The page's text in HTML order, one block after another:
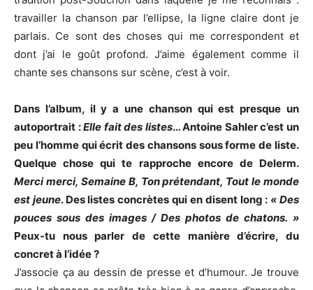
travailler la chanson par l’ellipse, la ligne claire dont je
parlais. Ce sont des choses qui me correspondent et
dont j’ai le goût profond. J’aime également comme il
chante ses chansons sur scène, c’est à voir.
Dans l’album, il y a une chanson qui est presque un
autoportrait :Elle fait des listes… Antoine Sahler c’est un
peu l’homme qui écrit des chansons sous forme de liste.
Quelque chose qui te rapproche encore de Delerm.
Merci merci, Semaine B, Ton prétendant, Tout le monde
est jeune. Des listes concrètes qui en disent long : « Des
pouces sous des images / Des photos de chatons. »
Peux-tu nous parler de cette manière d’écrire, du
concret à l’idée ?
J’associe ça au dessin de presse et d’humour. Je trouve